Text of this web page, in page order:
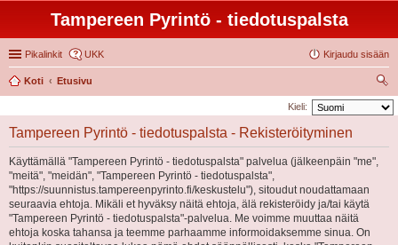
Tampereen Pyrintö - tiedotuspalsta
Pikalinkit UKK Kirjaudu sisään
Koti
Etusivu
tsi
Kieli:
Tampereen Pyrintö - tiedotuspalsta - Rekisteröityminen
Käyttämällä "Tampereen Pyrintö - tiedotuspalsta" palvelua (jälkeenpäin "me",
"meitä", "meidän", "Tampereen Pyrintö - tiedotuspalsta",
"https://suunnistus.tampereenpyrinto.fi/keskustelu"), sitoudut noudattamaan
seuraavia ehtoja. Mikäli et hyväksy näitä ehtoja, älä rekisteröidy ja/tai käytä
"Tampereen Pyrintö - tiedotuspalsta"-palvelua. Me voimme muuttaa näitä
ehtoja koska tahansa ja teemme parhaamme informoidaksemme sinua. On